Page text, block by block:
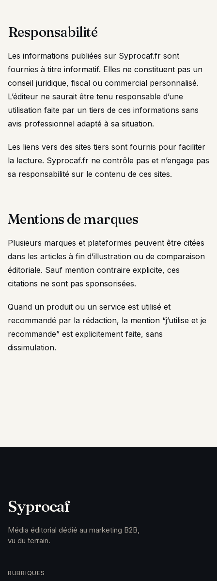
Responsabilité
Les informations publiées sur Syprocaf.fr sont
fournies à titre informatif. Elles ne constituent pas un
conseil juridique, fiscal ou commercial personnalisé.
L’éditeur ne saurait être tenu responsable d’une
utilisation faite par un tiers de ces informations sans
avis professionnel adapté à sa situation.
Les liens vers des sites tiers sont fournis pour faciliter
la lecture. Syprocaf.fr ne contrôle pas et n’engage pas
sa responsabilité sur le contenu de ces sites.
Mentions de marques
Plusieurs marques et plateformes peuvent être citées
dans les articles à fin d’illustration ou de comparaison
éditoriale. Sauf mention contraire explicite, ces
citations ne sont pas sponsorisées.
Quand un produit ou un service est utilisé et
recommandé par la rédaction, la mention “j’utilise et je
recommande” est explicitement faite, sans
dissimulation.
Syprocaf
Média éditorial dédié au marketing B2B,
vu du terrain.
RUBRIQUES